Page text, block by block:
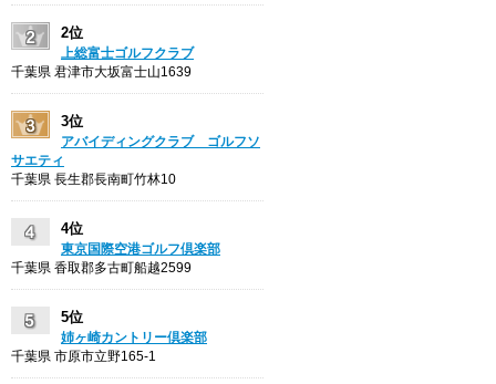
2位
上総富士ゴルフクラブ
千葉県 君津市大坂富士山1639
3位
アバイディングクラブ ゴルフソ
サエティ
千葉県 長生郡長南町竹林10
4位
東京国際空港ゴルフ倶楽部
千葉県 香取郡多古町船越2599
5位
姉ヶ崎カントリー倶楽部
千葉県 市原市立野165-1